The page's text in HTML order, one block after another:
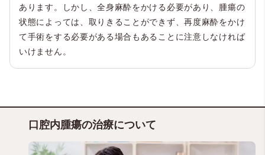
あります。しかし、全身麻酔をかける必要があり、腫瘍の
状態によっては、取りきることができず、再度麻酔をかけ
て手術をする必要がある場合もあることに注意しなければ
いけません。
口腔内腫瘍の治療について